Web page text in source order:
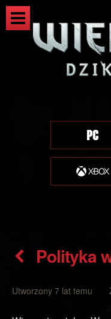
Polityka
Utworzony 7 lat temu